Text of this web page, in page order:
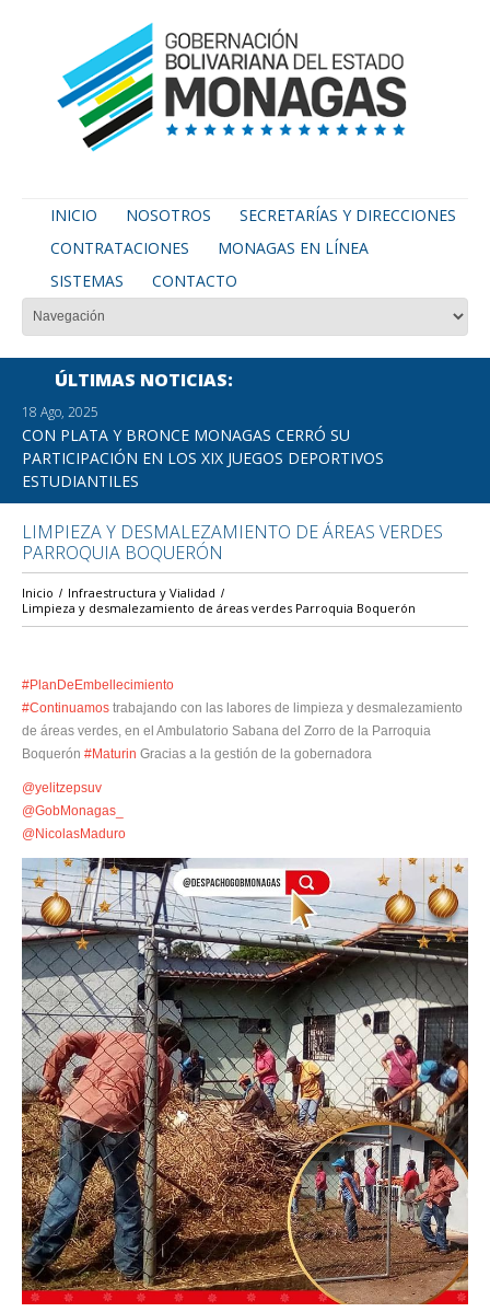
INICIO NOSOTROS
SECRETARÍAS Y DIRECCIONES
CONTRATACIONES
MONAGAS EN LÍNEA
SISTEMAS
CONTACTO
ÚLTIMAS NOTICIAS
18 Ago, 2025
CON PLATA Y BRONCE MONAGAS CERRÓ SU
PARTICIPACIÓN EN LOS XIX JUEGOS DEPORTIVOS
ESTUDIANTILES
LIMPIEZA Y DESMALEZAMIENTO DE ÁREAS VERDES
PARROQUIA BOQUERÓN
Inicio
Infraestructura y Vialidad
Limpieza y desmalezamiento de áreas verdes Parroquia Boquerón
#PlanDeEmbellecimiento
#Continuamos trabajando con las labores de limpieza y desmalezamiento
de áreas verdes, en el Ambulatorio Sabana del Zorro de la Parroquia
Boquerón #Maturin Gracias a la gestión de la gobernadora
@yelitzepsuv
@GobMonagas_
@NicolasMaduro